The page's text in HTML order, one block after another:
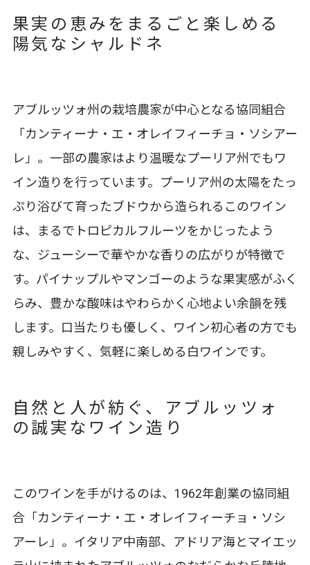
果実の恵みをまるごと楽しめる
陽気なシャルドネ
アブルッツォ州の栽培農家が中心となる協同組合
「カンティーナ・エ・オレイフィーチョ・ソシアー
レ」。一部の農家はより温暖なプーリア州でもワ
イン造りを行っています。プーリア州の太陽をたっ
ぷり浴びて育ったブドウから造られるこのワイン
は、まるでトロピカルフルーツをかじったよう
な、ジューシーで華やかな香りの広がりが特徴で
す。パイナップルやマンゴーのような果実感がふく
らみ、豊かな酸味はやわらかく心地よい余韻を残
します。口当たりも優しく、ワイン初心者の方でも
親しみやすく、気軽に楽しめる白ワインです。
自然と人が紡ぐ、アブルッツォ
の誠実なワイン造り
このワインを手がけるのは、1962年創業の協同組
合「カンティーナ・エ・オレイフィーチョ・ソシ
アーレ」。イタリア中南部、アドリア海とマイエッ